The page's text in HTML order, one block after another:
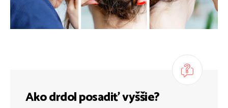
Ako drdol posadiť vyššie?